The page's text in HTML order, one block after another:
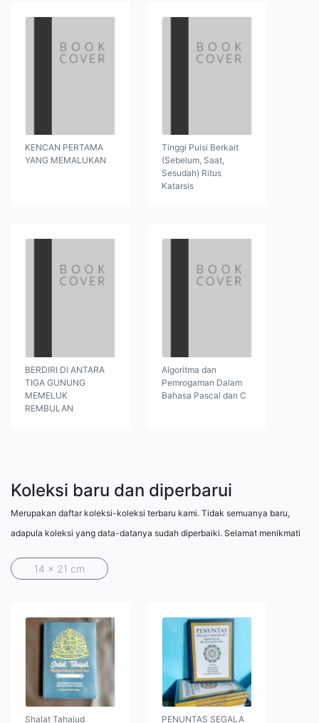
KENCAN PERTAMA
YANG MEMALUKAN
Tinggi Puisi Berkait
(Sebelum, Saat,
Sesudah) Ritus
Katarsis
BERDIRI DI ANTARA
TIGA GUNUNG
MEMELUK
REMBULAN
Algoritma dan
Pemrogaman Dalam
Bahasa Pascal dan C
Koleksi baru dan diperbarui
Merupakan daftar koleksi-koleksi terbaru kami. Tidak semuanya baru,
adapula koleksi yang data-datanya sudah diperbaiki. Selamat menikmati
14 x 21 cm
Shalat Tahajud PENUNTAS SEGALA